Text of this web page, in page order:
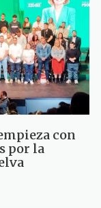
con
por la